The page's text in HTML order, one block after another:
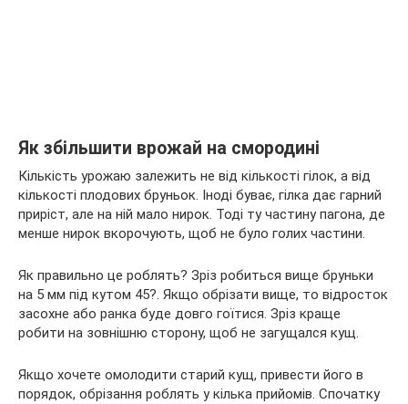
Як збільшити врожай на смородині
Кількість урожаю залежить не від кількості гілок, а від
кількості плодових бруньок. Іноді буває, гілка дає гарний
приріст, але на ній мало нирок. Тоді ту частину пагона, де
менше нирок вкорочують, щоб не було голих частини.
Як правильно це роблять? Зріз робиться вище бруньки
на 5 мм під кутом 45?. Якщо обрізати вище, то відросток
засохне або ранка буде довго гоїтися. Зріз краще
робити на зовнішню сторону, щоб не загущался кущ.
Якщо хочете омолодити старий кущ, привести його в
порядок, обрізання роблять у кілька прийомів. Спочатку